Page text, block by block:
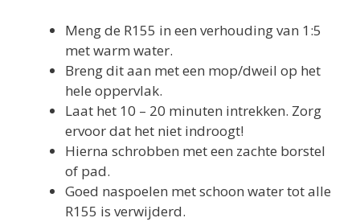
Meng de R155 in een verhouding van 1:5
met warm water.
Breng dit aan met een mop/dweil op het
hele oppervlak.
Laat het 10 – 20 minuten intrekken. Zorg
ervoor dat het niet indroogt!
Hierna schrobben met een zachte borstel
of pad.
Goed naspoelen met schoon water tot alle
R155 is verwijderd.